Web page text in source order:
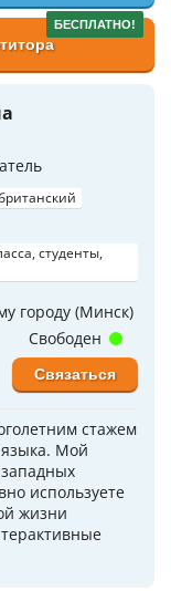
БЕСПЛАТНО!
студенты,
городу (Минск)
стажем
Мой
используете
жизни
Свободен
Связаться